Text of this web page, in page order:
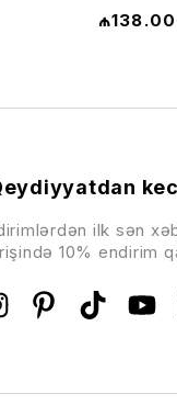
₼138.00
ilk sən
10% endirim